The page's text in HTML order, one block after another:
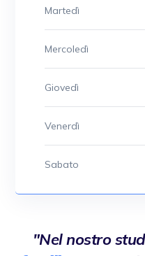
Martedì
Mercoledì
Giovedì
Venerdì
Sabato
"Nel nostro